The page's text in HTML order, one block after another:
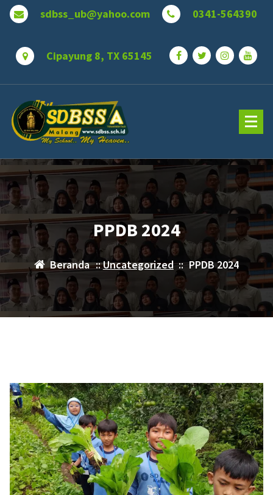
Lewati
sdbss_ub@yahoo.com 0341-564390
Cipayung 8, TX 65145
PPDB 2024
Beranda ::Uncategorized:: PPDB 2024